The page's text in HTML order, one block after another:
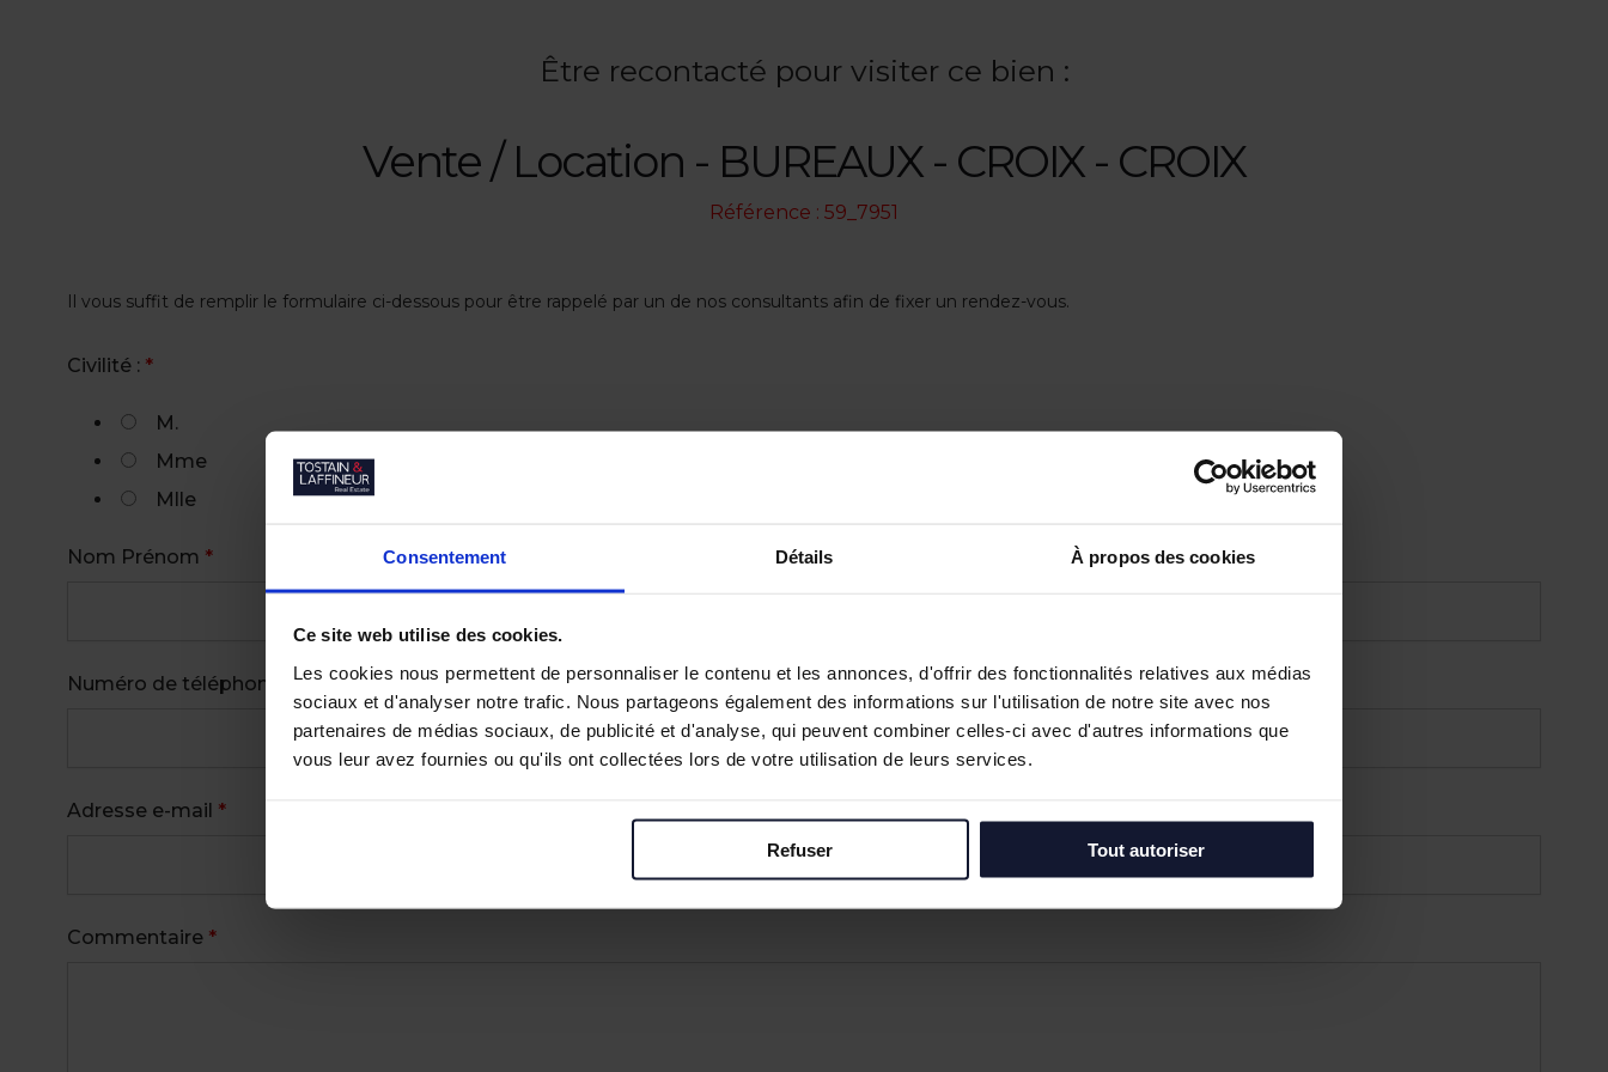
Consentement Détails À propos des cookies
Ce site web utilise des cookies.
Les cookies nous permettent de personnaliser le contenu et les annonces, d'offrir des fonctionnalités relatives aux médias
sociaux et d'analyser notre trafic. Nous partageons également des informations sur l'utilisation de notre site avec nos
partenaires de médias sociaux, de publicité et d'analyse, qui peuvent combiner celles-ci avec d'autres informations que
vous leur avez fournies ou qu'ils ont collectées lors de votre utilisation de leurs services.
Refuser Tout autoriser
Être recontacté pour visiter ce bien :
Vente / Location - BUREAUX - CROIX - CROIX
Référence : 59_7951
Il vous suffit de remplir le formulaire ci-dessous pour être rappelé par un de nos consultants afin de fixer un rendez-vous.
Civilité : *
M.
Mme
Mlle
Nom Prénom *
Numéro de téléphone
Adresse e-mail *
Commentaire *